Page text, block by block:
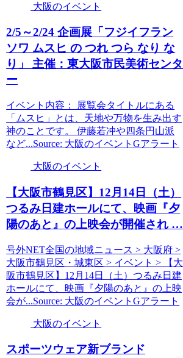
大阪のイベント
2/5～2/24 企画展「フジイフラン
ソワ ムスヒ の つれ つら なり な
り」 主催：東大阪市民美術センタ
ー
イベント内容： 展覧会タイトルにある
「ムスヒ」とは、天地や万物を生み出す
神のことです。 伊藤若冲や四条円山派
など...Source: 大阪のイベントGアラート
大阪のイベント
【大阪市鶴見区】12月14日（土）
つるみ日建ホールにて、映画『夕
陽のあと』の上映会が開催され …
号外NET全国の地域ニュース > 大阪府 >
大阪市鶴見区・城東区 > イベント > 【大
阪市鶴見区】12月14日（土）つるみ日建
ホールにて、映画『夕陽のあと』の上映
会が...Source: 大阪のイベントGアラート
大阪のイベント
スポーツウェア新ブランド